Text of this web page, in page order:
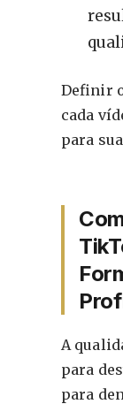
Definir
cada
para
A
para
para